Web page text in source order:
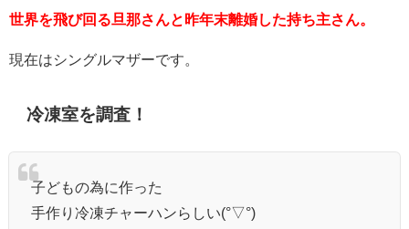
世界を飛び回る旦那さんと昨年末離婚した持ち主さん。
現在はシングルマザーです。
冷凍室を調査！
子どもの為に作った
手作り冷凍チャーハンらしい(°▽°)